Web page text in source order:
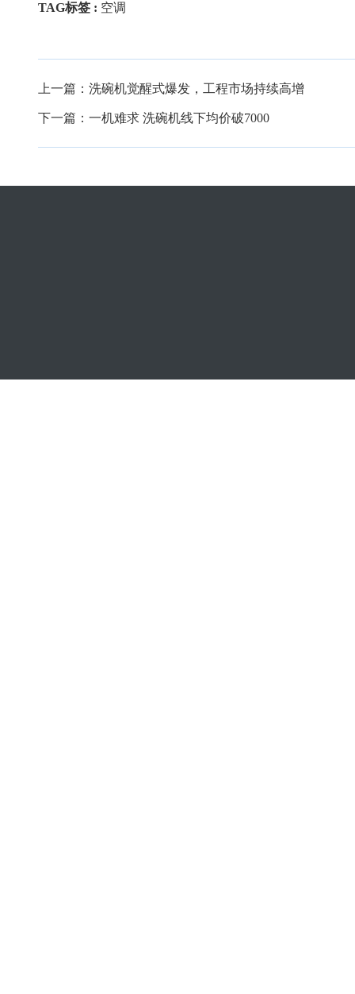
TAG标签 : 空调
上一篇： 洗碗机觉醒式爆发，工程市场持续高增
下一篇： 一机难求 洗碗机线下均价破7000